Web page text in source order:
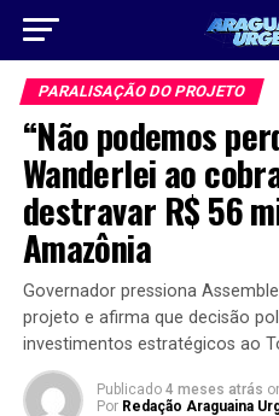
PARALISAÇÃO DO PROJETO
“Não podemos
Wanderlei ao
destravar R$ 56
Amazônia
Governador pressiona
projeto e afirma que decisão
investimentos estratégicos ao
Publicado 4 meses atrás
Por Redação Araguaina